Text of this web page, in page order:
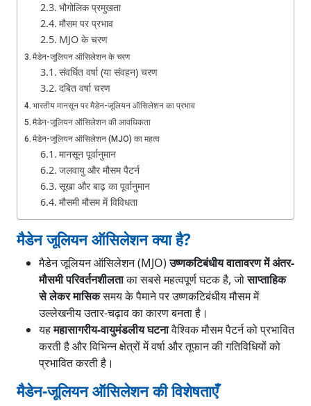
भौगोलिक प्रमुखता
मौसम पर प्रभाव
MJO के चरण
मैडेन-जूलियन ऑसिलेशन के चरण
संवर्धित वर्षा (या संवहन) चरण
दबित वर्षा चरण
भारतीय मानसून पर मैडेन-जूलियन ऑसिलेशन का प्रभाव
मैडेन-जूलियन ऑसिलेशन की आवधिकता
मैडेन-जूलियन ऑसिलेशन (MJO) का महत्व
मानसून पूर्वानुमान
जलवायु और मौसम पैटर्न
सूखा और बाढ़ का पूर्वानुमान
मौसमी मौसम में विविधता
निष्कर्ष
अक्सर पूछे जाने वाले प्रश्न (FAQ)
मैडेन-जूलियन ऑसिलेशन (MJO) क्या है?
मैडेन-जूलियन ऑसिलेशन भारत को कैसे प्रभावित करता है?
मैडेन जूलियन ऑसिलेशन क्या है?
मैडेन जूलियन ऑसिलेशन (MJO)उष्णकटिबंधीय वातावरण में अंतर-
मौसमी परिवर्तनशीलताका सबसे महत्वपूर्ण घटक है, जोसाप्ताहिक
से लेकर मासिकसमय के पैमाने पर उष्णकटिबंधीय मौसम में
उल्लेखनीय उतार-चढ़ाव का कारण बनता है।
यहमहासागरीय-वायुमंडलीय घटनावैश्विक मौसम पैटर्न को प्रभावित
करती है और विभिन्न क्षेत्रों में वर्षा और तूफान की गतिविधियों को
प्रभावित करती है।
मैडेन-जूलियन ऑसिलेशन की विशेषताएँ